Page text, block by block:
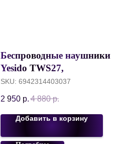
Беспроводные наушники
Yesido TWS27,
Шумоподавление ANC, 30
mAh/300 mAh + 2 шнурка,
Чехол, Мешок, Белый
SKU: 6942314403037
2 950 р. 4 880 р.
Добавить в корзину